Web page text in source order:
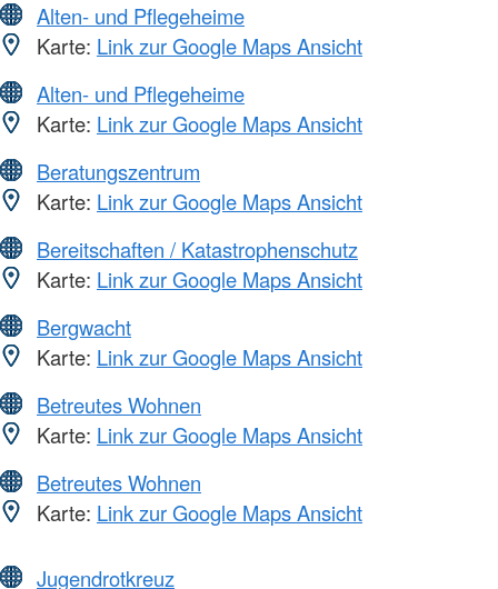
Alten- und Pflegeheime
Karte: Link zur Google Maps Ansicht
Alten- und Pflegeheime
Karte: Link zur Google Maps Ansicht
Beratungszentrum
Karte: Link zur Google Maps Ansicht
Bereitschaften / Katastrophenschutz
Karte: Link zur Google Maps Ansicht
Bergwacht
Karte: Link zur Google Maps Ansicht
Betreutes Wohnen
Karte: Link zur Google Maps Ansicht
Betreutes Wohnen
Karte: Link zur Google Maps Ansicht
Jugendrotkreuz